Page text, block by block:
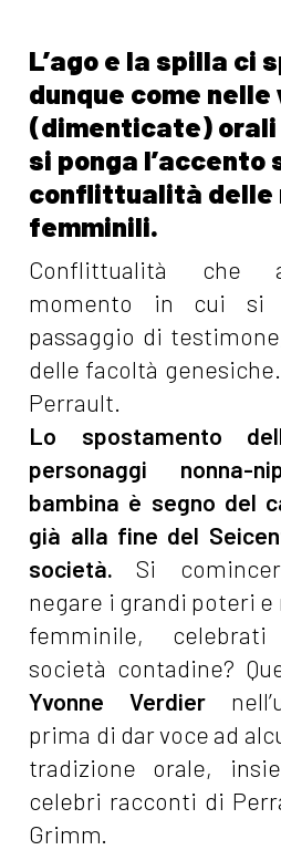
L’ago e la spilla ci
dunque come nelle
(dimenticate)
si ponga l’accento
conflittualità delle
femminili.
Conflittualità che
momento in cui si
passaggio di
delle facoltà
Perrault.
Lo spostamento
personaggi
bambina è segno del
già alla fine del
società. Si
negare i grandi poteri
femminile,
società contadine?
Yvonne Verdier
prima di dar voce ad
tradizione orale,
celebri racconti di
Grimm.